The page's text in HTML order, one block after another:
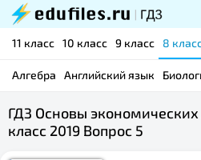
11 класс 10 класс 9 класс 8
Алгебра Английский язык
ГДЗ Основы
класс 2019 Вопрос 5